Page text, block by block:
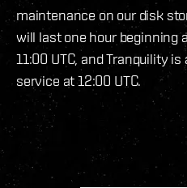
maintenance on our disk
will last one hour beginning
11:00 UTC, and Tranquility
service at 12:00 UTC.